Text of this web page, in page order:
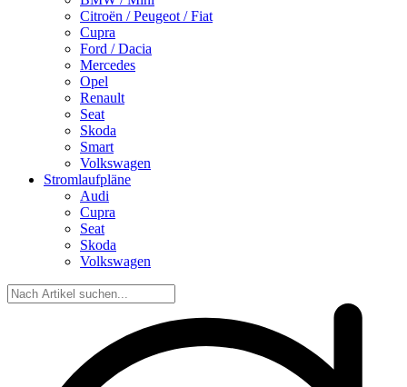
Citroën / Peugeot / Fiat
Cupra
Ford / Dacia
Mercedes
Opel
Renault
Seat
Skoda
Smart
Volkswagen
Stromlaufpläne
Audi
Cupra
Seat
Skoda
Volkswagen